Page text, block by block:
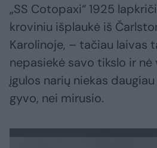
„SS Cotopaxi“ 1925
kroviniu išplaukė iš
Karolinoje, – tačiau laivas
nepasiekė savo tikslo ir
įgulos narių niekas
gyvo, nei mirusio.